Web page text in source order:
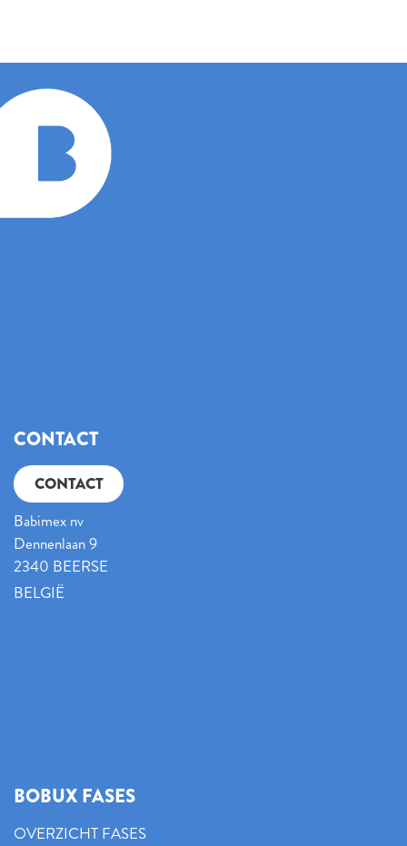
CONTACT
CONTACT
Babimex nv
Dennenlaan 9
2340 BEERSE
BELGIË
BOBUX FASES
OVERZICHT FASES